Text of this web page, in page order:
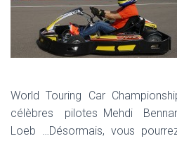
World Touring Car
célèbres pilotes Mehdi
Loeb …Désormais, vous